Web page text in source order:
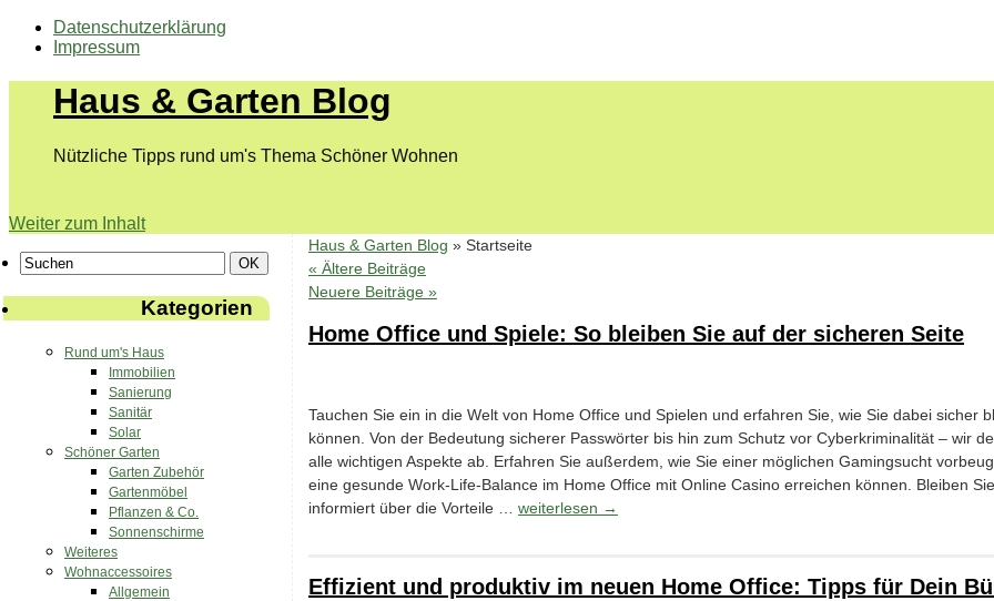
Datenschutzerklärung
Impressum
Haus & Garten Blog
Nützliche Tipps rund um's Thema Schöner Wohnen
Weiter zum Inhalt
Haus & Garten Blog » Startseite
« Ältere Beiträge
Neuere Beiträge »
Home Office und Spiele: So bleiben Sie auf der sicheren Seite
Tauchen Sie ein in die Welt von Home Office und Spielen und erfahren Sie, wie Sie dabei sicher
können. Von der Bedeutung sicherer Passwörter bis hin zum Schutz vor Cyberkriminalität – wir
alle wichtigen Aspekte ab. Erfahren Sie außerdem, wie Sie einer möglichen Gamingsucht
eine gesunde Work-Life-Balance im Home Office mit Online Casino erreichen können. Bleiben Sie
informiert über die Vorteile … weiterlesen →
Effizient und produktiv im neuen Home Office: Tipps für Dein
Kategorien
Rund um's Haus
Immobilien
Sanierung
Sanitär
Solar
Schöner Garten
Garten Zubehör
Gartenmöbel
Pflanzen & Co.
Sonnenschirme
Weiteres
Wohnaccessoires
Allgemein